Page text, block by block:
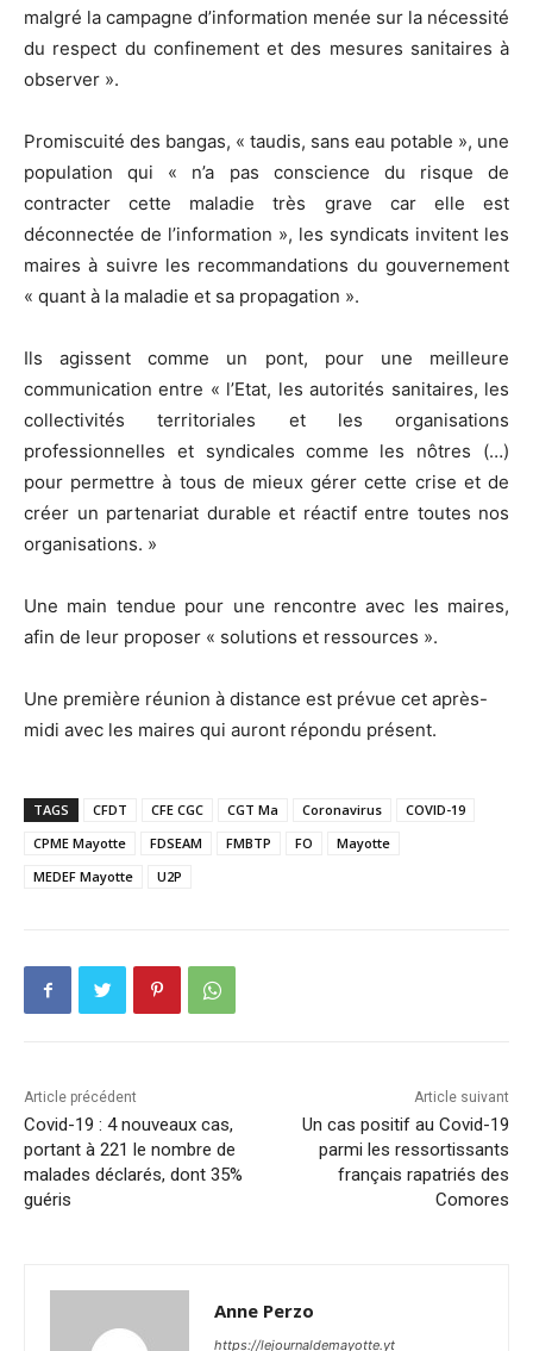
malgré la campagne d’information menée sur la nécessité
du respect du confinement et des mesures sanitaires à
observer ».
Promiscuité des bangas, « taudis, sans eau potable », une
population qui « n’a pas conscience du risque de
contracter cette maladie très grave car elle est
déconnectée de l’information », les syndicats invitent les
maires à suivre les recommandations du gouvernement
« quant à la maladie et sa propagation ».
Ils agissent comme un pont, pour une meilleure
communication entre « l’Etat, les autorités sanitaires, les
collectivités territoriales et les organisations
professionnelles et syndicales comme les nôtres (…)
pour permettre à tous de mieux gérer cette crise et de
créer un partenariat durable et réactif entre toutes nos
organisations. »
Une main tendue pour une rencontre avec les maires,
afin de leur proposer « solutions et ressources ».
Une première réunion à distance est prévue cet après-
midi avec les maires qui auront répondu présent.
TAGS CFDT CFE CGC CGT Ma Coronavirus
COVID-19
CPME Mayotte
FDSEAM FMBTP FO
Mayotte
MEDEF Mayotte
U2P
Article précédent
Covid-19 : 4 nouveaux cas,
portant à 221 le nombre de
malades déclarés, dont 35%
guéris
Article suivant
Un cas positif au Covid-19
parmi les ressortissants
français rapatriés des
Comores
Anne Perzo
https://lejournaldemayotte.yt